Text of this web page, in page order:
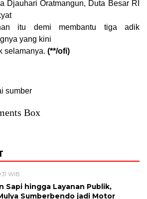
Djauhari Oratmangun, Duta Besar RI
itu demi membantu tiga adik
yang kini
selamanya. (**/ofi)
sumber
Box
WIB
Sapi hingga Layanan Publik,
Sumberbendo jadi Motor